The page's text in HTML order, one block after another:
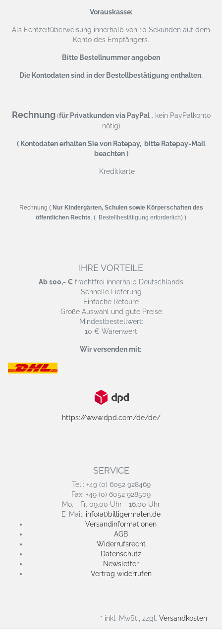
Vorauskasse:
Als Echtzeitüberweisung innerhalb von 10 Sekunden auf dem
Konto des Empfängers.
Bitte Bestellnummer angeben
Die Kontodaten sind in der Bestellbestätigung enthalten.
Rechnung (für Privatkunden via PayPal, kein PayPalkonto
nötig)
( Kontodaten erhalten Sie von Ratepay, bitte Ratepay-Mail
beachten )
Kreditkarte
Rechnung ( Nur Kindergärten, Schulen sowie Körperschaften des
öffentlichen Rechts . ( Bestellbestätigung erforderlich) )
IHRE VORTEILE
Ab 100,- € frachtfrei innerhalb Deutschlands
Schnelle Lieferung
Einfache Retoure
Große Auswahl und gute Preise
Mindestbestellwert:
10 € Warenwert
Wir versenden mit:
https://www.dpd.com/de/de/
SERVICE
Tel.: +49 (0) 6052 928469
Fax: +49 (0) 6052 928509
Mo. - Fr. 09.00 Uhr - 16.00 Uhr
E-Mail: info(at)billigermalen.de
Versandinformationen
AGB
Widerrufsrecht
Datenschutz
Newsletter
Vertrag widerrufen
* inkl. MwSt., zzgl. Versandkosten